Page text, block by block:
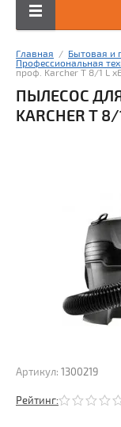
Главная
  /
Бытовая и
Профессиональная
проф. Karcher T 8/1 L
ПЫЛЕСОС
KARCHER T
Артикул: 1300219
Рейтинг: